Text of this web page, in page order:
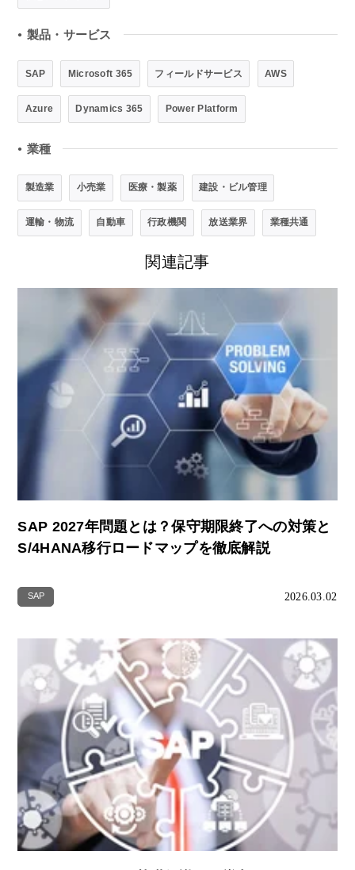
● 製品・サービス
SAP Microsoft 365 フィールドサービス AWS
Azure Dynamics 365 Power Platform
● 業種
製造業 小売業 医療・製薬 建設・ビル管理
運輸・物流 自動車 行政機関 放送業界 業種共通
関連記事
SAP 2027年問題とは？保守期限終了への対策と
S/4HANA移行ロードマップを徹底解説
SAP 2026.03.02